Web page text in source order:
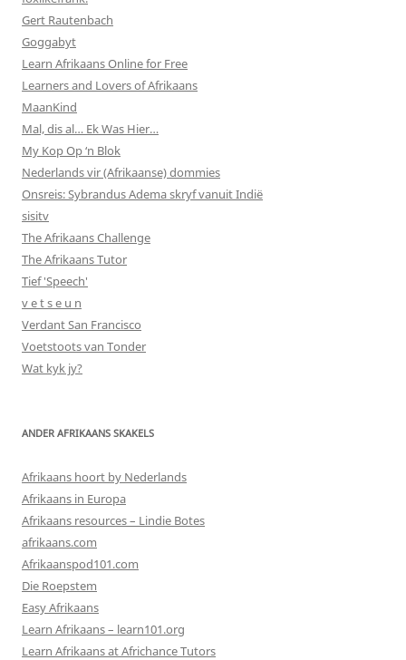
Gert Rautenbach
Goggabyt
Learn Afrikaans Online for Free
Learners and Lovers of Afrikaans
MaanKind
Mal, dis al… Ek Was Hier…
My Kop Op ‘n Blok
Nederlands vir (Afrikaanse) dommies
Onsreis: Sybrandus Adema skryf vanuit Indië
sisitv
The Afrikaans Challenge
The Afrikaans Tutor
Tief 'Speech'
v e t s e u n
Verdant San Francisco
Voetstoots van Tonder
Wat kyk jy?
ANDER AFRIKAANS SKAKELS
Afrikaans hoort by Nederlands
Afrikaans in Europa
Afrikaans resources – Lindie Botes
afrikaans.com
Afrikaanspod101.com
Die Roepstem
Easy Afrikaans
Learn Afrikaans – learn101.org
Learn Afrikaans at Africhance Tutors